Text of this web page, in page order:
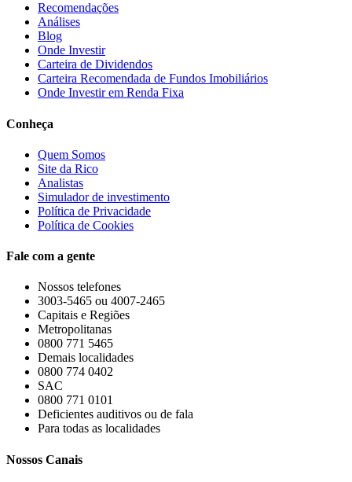
Recomendações
Análises
Blog
Onde Investir
Carteira de Dividendos
Carteira Recomendada de Fundos Imobiliários
Onde Investir em Renda Fixa
Conheça
Quem Somos
Site da Rico
Analistas
Simulador de investimento
Política de Privacidade
Política de Cookies
Fale com a gente
Nossos telefones
3003-5465 ou 4007-2465
Capitais e Regiões
Metropolitanas
0800 771 5465
Demais localidades
0800 774 0402
SAC
0800 771 0101
Deficientes auditivos ou de fala
Para todas as localidades
Nossos Canais